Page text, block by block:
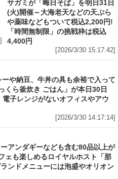
自慢のそばが食べ放題! 和食麺処
サガミが「晦日そば」を明日31日
(火)開催～大海老天などの天ぷら
「時間無制限」の挑戦枠は税込
4,400円
や納豆、牛丼の具も余裕で入っ
っくら釜炊き ごはん」が本日30日